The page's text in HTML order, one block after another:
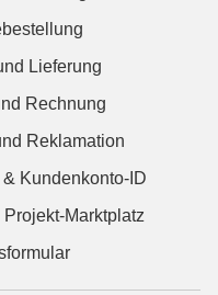
Lieferung
Rechnung
Reklamation
Kundenkonto-ID
Marktplatz